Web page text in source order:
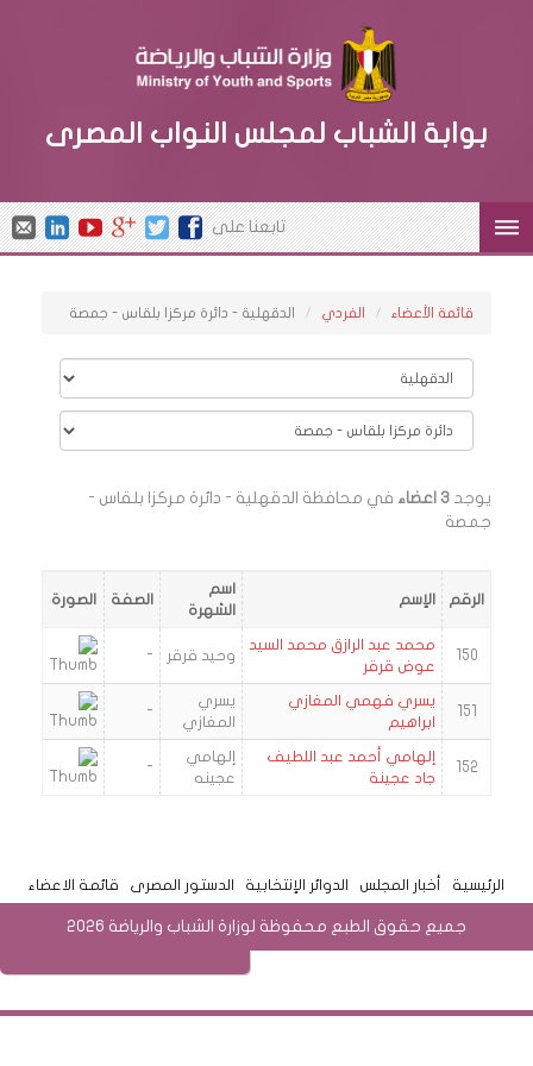
بوابة الشباب لمجلس النواب المصرى
تابعنا على
قائمة الأعضاء الفردي الدقهلية - دائرة مركزا بلقاس - جمصة
يوجد 3 اعضاء
في محافظة الدقهلية - دائرة مركزا بلقاس -
جمصة
الرقم الإسم
اسم
الشهرة
الصفة الصورة
150
محمد عبد الرازق محمد السيد
عوض قرقر
وحيد قرقر -
151
يسري فهمي المغازي
ابراهيم
يسري
المغازي
-
152
إلهامي أحمد عبد اللطيف
جاد عجينة
إلهامي
عجينه
-
الرئيسية أخبار المجلس الدوائر الإنتخابية الدستور المصرى قائمة الاعضاء
جميع حقوق الطبع محفوظة لوزارة الشباب والرياضة 2026